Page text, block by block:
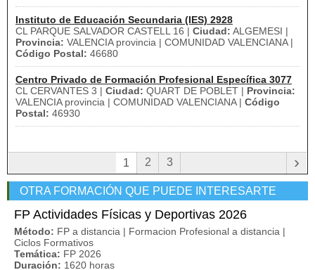
Instituto de Educación Secundaria (IES) 2928
CL PARQUE SALVADOR CASTELL 16 | Ciudad: ALGEMESI |
Provincia: VALENCIA provincia | COMUNIDAD VALENCIANA |
Código Postal: 46680
Centro Privado de Formación Profesional Específica 3077
CL CERVANTES 3 | Ciudad: QUART DE POBLET | Provincia:
VALENCIA provincia | COMUNIDAD VALENCIANA | Código
Postal: 46930
1 2 3 ›
OTRA FORMACIÓN QUE PUEDE INTERESARTE
FP Actividades Físicas y Deportivas 2026
Método: FP a distancia | Formacion Profesional a distancia |
Ciclos Formativos
Temática: FP 2026
Duración: 1620 horas